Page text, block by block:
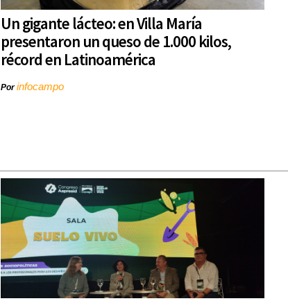
Un gigante lácteo: en Villa María
presentaron un queso de 1.000 kilos,
récord en Latinoamérica
Porinfocampo